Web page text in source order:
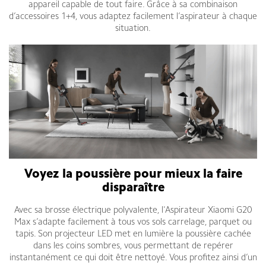
appareil capable de tout faire. Grâce à sa combinaison
d’accessoires 1+4, vous adaptez facilement l’aspirateur à chaque
situation.
Voyez la poussière pour mieux la faire
disparaître
Avec sa brosse électrique polyvalente, l'Aspirateur Xiaomi G20
Max s’adapte facilement à tous vos sols carrelage, parquet ou
tapis. Son projecteur LED met en lumière la poussière cachée
dans les coins sombres, vous permettant de repérer
instantanément ce qui doit être nettoyé. Vous profitez ainsi d’un